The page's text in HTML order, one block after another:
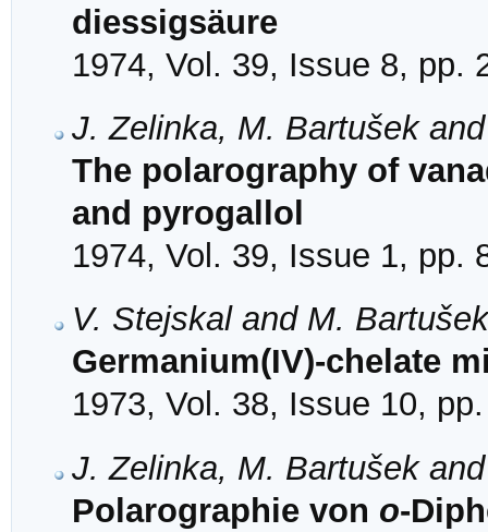
diessigsäure
1974, Vol. 39, Issue 8, pp.
J. Zelinka, M. Bartušek
The polarography of
and pyrogallol
1974, Vol. 39, Issue 1, pp.
V. Stejskal and M. Bartušek
Germanium(IV)-chelate
1973, Vol. 38, Issue 10,
J. Zelinka, M. Bartušek
Polarographie von o-